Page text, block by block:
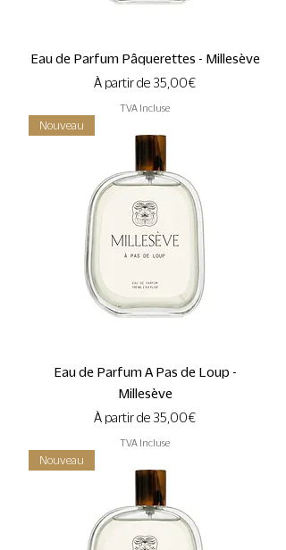
Eau de Parfum Pâquerettes - Millesève
À partir de 35,00 €
Prix promotionnel
TVA Incluse
Nouveau
Eau de Parfum A Pas de Loup -
Millesève
À partir de 35,00 €
Prix promotionnel
TVA Incluse
Nouveau